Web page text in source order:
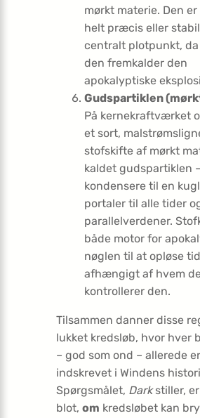
mørkt materie. Den
helt præcis eller
centralt plotpunkt,
den fremkalder den
apokalyptiske
Gudspartiklen
På kernekraftværket
et sort,
stofskifte af mørkt
kaldet gudspartiklen
kondensere til en
portaler til alle tider
parallelverdener.
både motor for
nøglen til at opløse
afhængigt af hvem
kontrollerer den.
Tilsammen danner disse
lukket kredsløb, hvor hver
– god som ond – allerede er
indskrevet i Windens
Spørgsmålet, Darkstiller,
blot, om kredsløbet kan